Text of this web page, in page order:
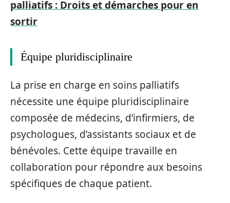
palliatifs : Droits et démarches pour en
sortir
Équipe pluridisciplinaire
La prise en charge en soins palliatifs
nécessite une équipe pluridisciplinaire
composée de médecins, d’infirmiers, de
psychologues, d’assistants sociaux et de
bénévoles. Cette équipe travaille en
collaboration pour répondre aux besoins
spécifiques de chaque patient.